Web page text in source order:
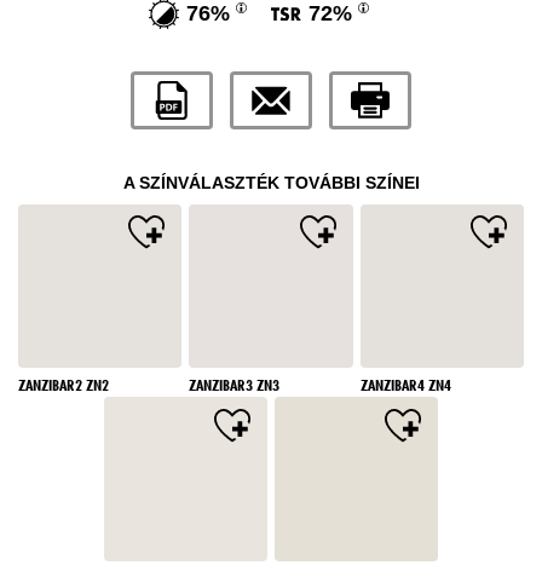
76% 72%
A SZÍNVÁLASZTÉK TOVÁBBI SZÍNEI
ZANZIBAR2 ZN2 ZANZIBAR3 ZN3 ZANZIBAR4 ZN4